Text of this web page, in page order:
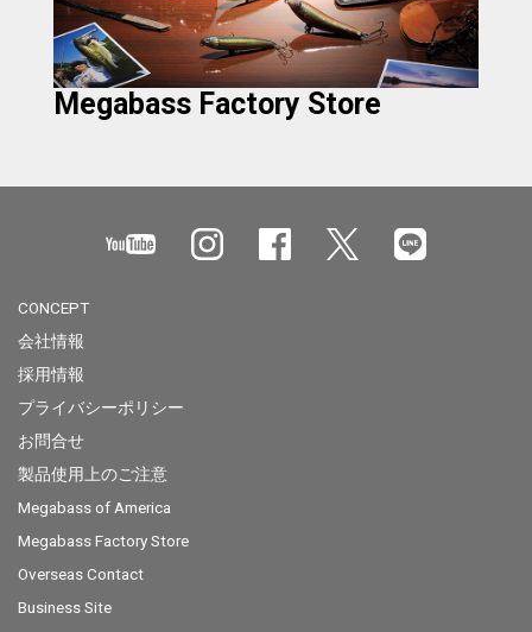
Megabass Factory Store
CONCEPT
会社情報
採用情報
プライバシーポリシー
お問合せ
製品使用上のご注意
Megabass of America
Megabass Factory Store
Overseas Contact
Business Site